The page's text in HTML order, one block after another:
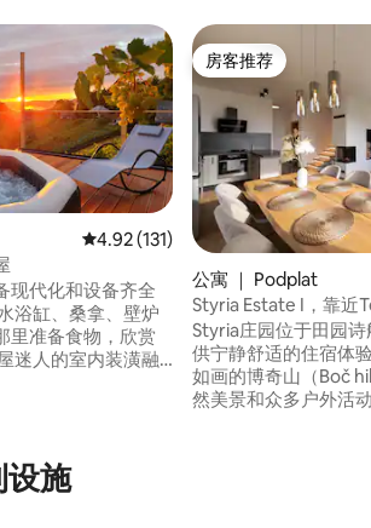
40 条评价平均评分 4.92 分（满分 5 分），共
4.92 (131)
现代化和设备齐全
浴缸、桑拿、壁炉
里准备食物，欣赏
迷人的室内装潢融
房客推荐
房客推荐
公寓 ｜ Podplat
Styria Estate I，靠近
假村
Styria庄园位于田园
供宁静舒适的住宿体
如画的博奇山（Boč
然美景和众多户外活
施